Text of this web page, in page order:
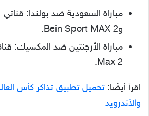
وBein Sport MAX 2.
Max 2.
اقرأ أيضًا:
والأندرويد